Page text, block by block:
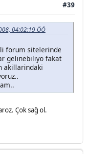
#39
04:02:19 ÖÖ
forum sitelerinde
gelinebiliyo fakat
akillarindaki
Çok sağ ol.